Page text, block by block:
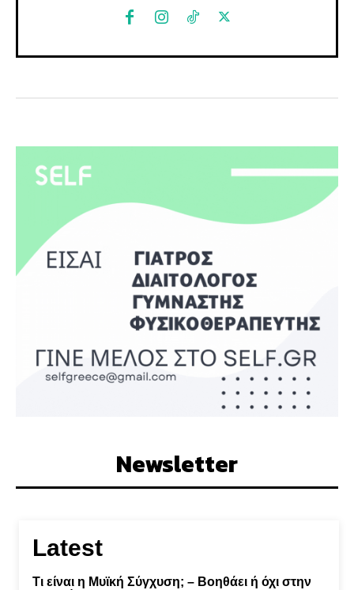
Newsletter
Latest
Τι είναι η Μυϊκή Σύγχυση; – Βοηθάει ή όχι στην